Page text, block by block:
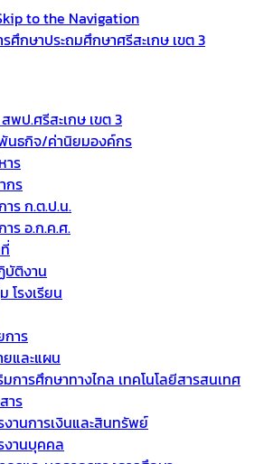
to the Navigation
พป.ศรีสะเกษ เขต 3
ธกิจ/ค่านิยมองค์กร
าร
กร
ร ก.ต.ป.น.
ร อ.ก.ค.ศ.
บัติงาน
โรงเรียน
าร
และแผน
การศึกษาทางไกล เทคโนโลยีสารสนเทศ
าร
านการเงินและสินทรัพย์
งานบุคคล